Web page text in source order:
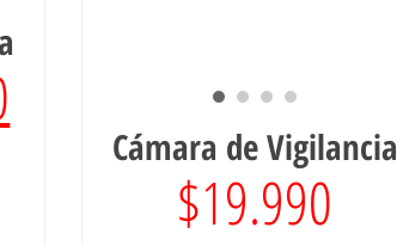
Cámara de Vigilancia
$19.990